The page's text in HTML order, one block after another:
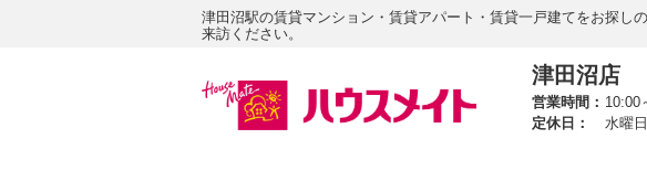
津田沼駅の賃貸マンション・賃貸アパート・賃貸一戸建てをお探し
来訪ください。
津田沼店
営業時間： 10:00
定休日：
水曜